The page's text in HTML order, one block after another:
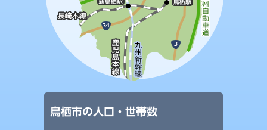
鳥栖市の人口・世帯数